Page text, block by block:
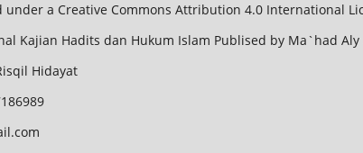
under a Creative Commons Attribution 4.0 International
Kajian Hadits dan Hukum Islam Publised by Ma`had
Hidayat